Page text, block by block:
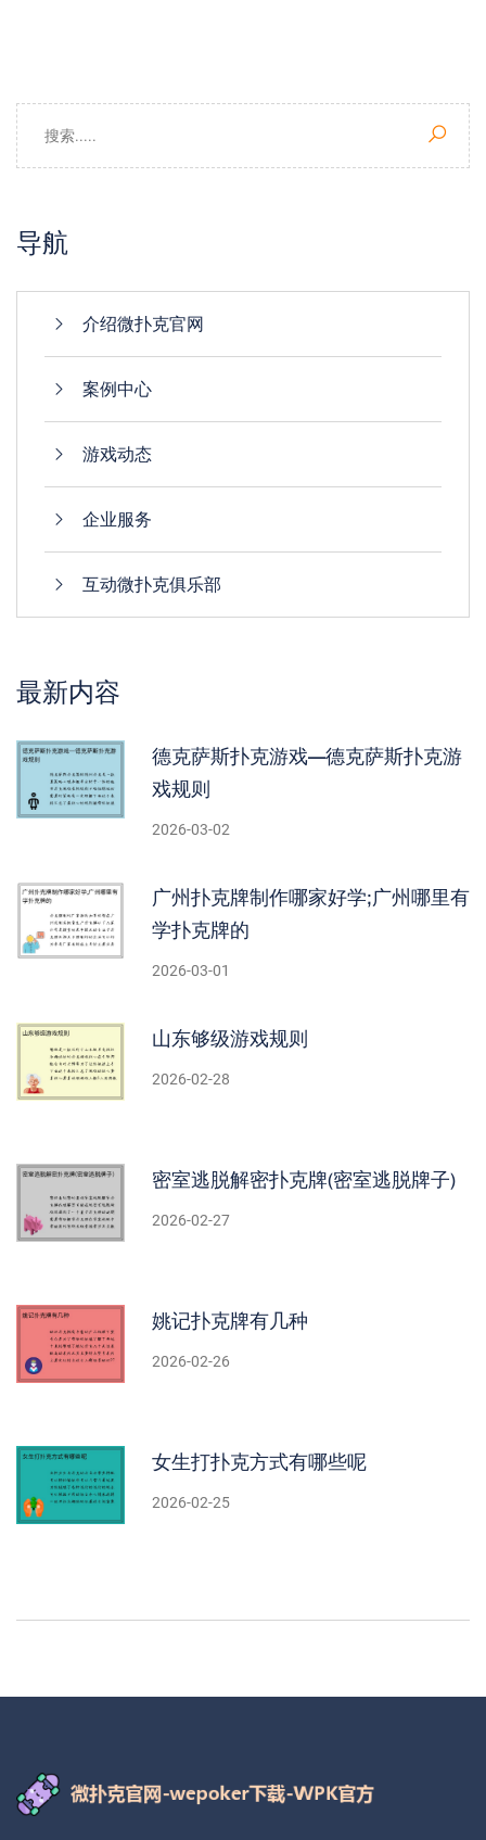
导航
介绍微扑克官网
案例中心
游戏动态
企业服务
互动微扑克俱乐部
最新内容
德克萨斯扑克游戏—德克萨斯扑克游
戏规则
2026-03-02
广州扑克牌制作哪家好学;广州哪里有
学扑克牌的
2026-03-01
山东够级游戏规则
2026-02-28
密室逃脱解密扑克牌(密室逃脱牌子)
2026-02-27
姚记扑克牌有几种
2026-02-26
女生打扑克方式有哪些呢
2026-02-25